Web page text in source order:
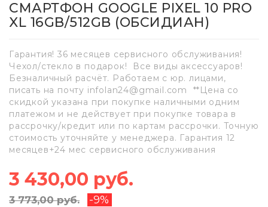
СМАРТФОН GOOGLE PIXEL 10 PRO
XL 16GB/512GB (ОБСИДИАН)
Гарантия! 36 месяцев сервисного обслуживания!
Чехол/стекло в подарок! Все виды аксессуаров!
Безналичный расчёт. Работаем с юр. лицами,
писать на почту infolan24@gmail.com **Цена со
скидкой указана при покупке наличными одним
платежом и не действует при покупке товара в
рассрочку/кредит или по картам рассрочки. Точную
стоимость уточняйте у менеджера. Гарантия 12
месяцев+24 мес сервисного обслуживания
3 430,00 руб.
3 773,00 руб. -9%